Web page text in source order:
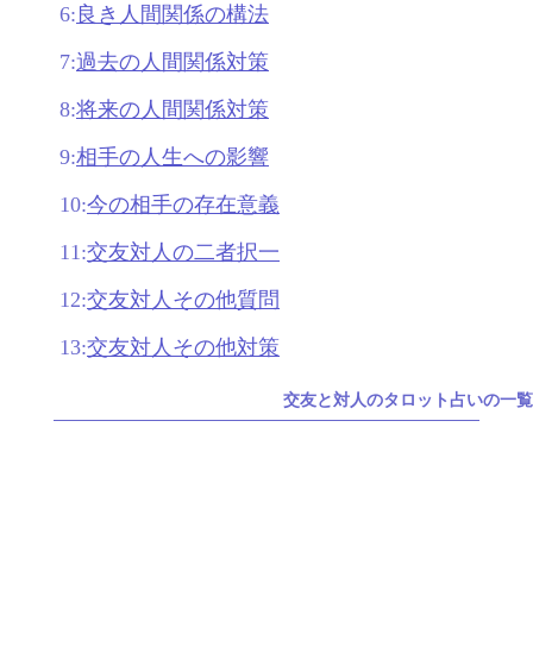
6: 良き人間関係の構法
7:過去の人間関係対策
8:将来の人間関係対策
9:相手の人生への影響
10:今の相手の存在意義
11:交友対人の二者択一
12:交友対人その他質問
13:交友対人その他対策
交友と対人のタロット占いの一覧